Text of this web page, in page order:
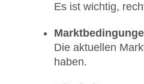
Es ist wichtig,
Die aktuellen
haben.